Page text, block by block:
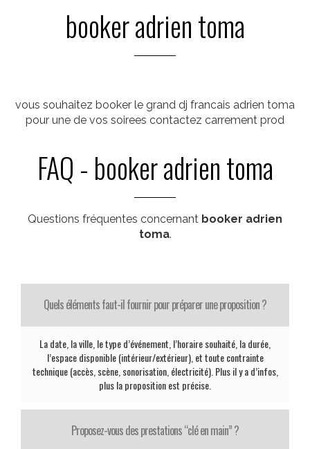
booker adrien toma
vous souhaitez booker le grand dj francais adrien toma
pour une de vos soirees contactez carrement prod
FAQ - booker adrien toma
Questions fréquentes concernant booker adrien
toma.
Quels éléments faut-il fournir pour préparer une proposition ?
La date, la ville, le type d’événement, l’horaire souhaité, la durée,
l’espace disponible (intérieur/extérieur), et toute contrainte
technique (accès, scène, sonorisation, électricité). Plus il y a d’infos,
plus la proposition est précise.
Proposez-vous des prestations “clé en main” ?